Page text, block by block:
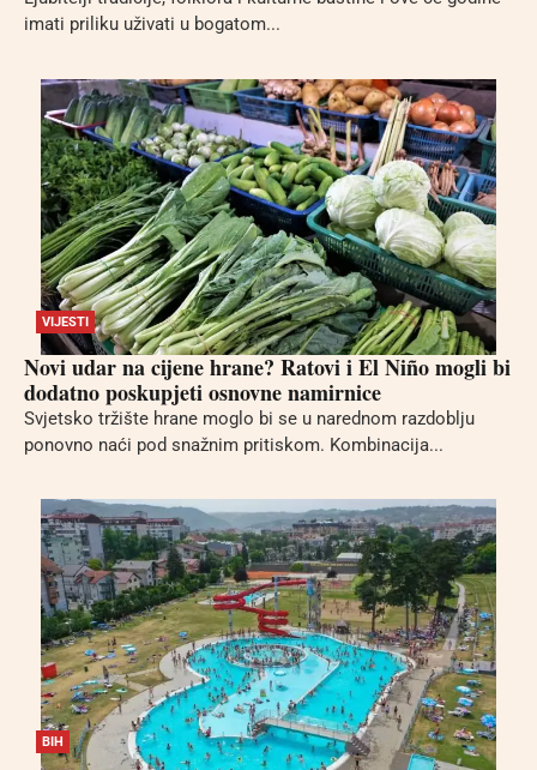
imati priliku uživati u bogatom...
VIJESTI
Novi udar na cijene hrane? Ratovi i El Niño mogli bi
dodatno poskupjeti osnovne namirnice
Svjetsko tržište hrane moglo bi se u narednom razdoblju
ponovno naći pod snažnim pritiskom. Kombinacija...
BIH